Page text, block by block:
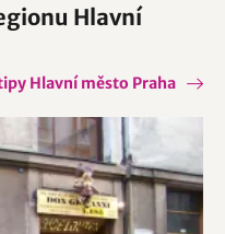
Hlavní
Hlavní město Praha